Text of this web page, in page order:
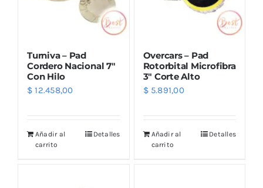
Turniva – Pad
Cordero Nacional 7″
Con Hilo
$ 12.458,00
Añadir al
carrito
Detalles
Overcars – Pad
Rotorbital Microfibra
3″ Corte Alto
$5.891,00
Añadir al
carrito
Detalles